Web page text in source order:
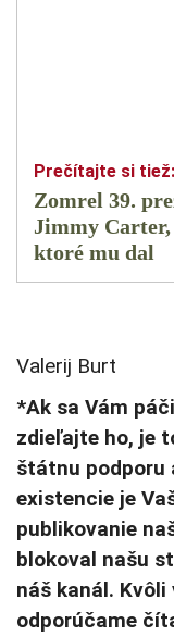
Zomrel 39.
Jimmy
ktoré mu dal
Valerij Burt
*Ak sa Vám
zdieľajte ho, je
štátnu podporu
existencie je
publikovanie
blokoval našu
náš kanál.
odporúčame